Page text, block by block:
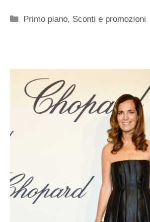
Categorie
Primo piano, Sconti e promozioni